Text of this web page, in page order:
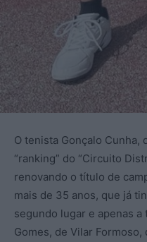
O tenista Gonçalo Cunha,
“ranking” do “Circuito
renovando o título de
mais de 35 anos, que já
segundo lugar e apenas
Gomes, de Vilar